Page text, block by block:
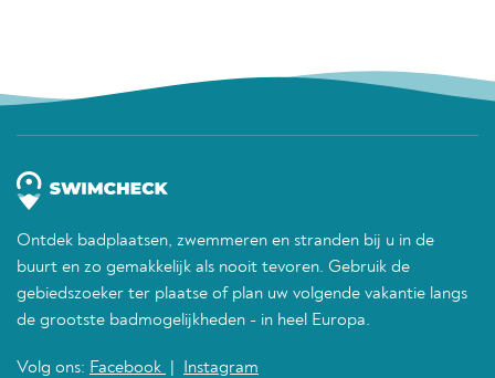
Ontdek badplaatsen, zwemmeren en stranden bij u in de
buurt en zo gemakkelijk als nooit tevoren. Gebruik de
gebiedszoeker ter plaatse of plan uw volgende vakantie langs
de grootste badmogelijkheden - in heel Europa.
Volg ons: Facebook Instagram